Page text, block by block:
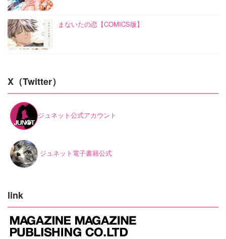
まないたの恋【COMICS版】
X（Twitter）
ジュネット公式アカウント
ジュネット電子書籍公式
link